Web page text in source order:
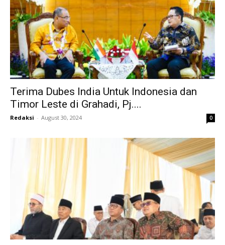
Terima Dubes India Untuk Indonesia dan
Timor Leste di Grahadi, Pj....
Redaksi - August 30, 2024 0